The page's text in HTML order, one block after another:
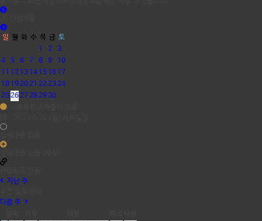
일 월 화 수 목 금 토
1
2
3
4
5 6 7 8 9
10
11 12 13 14 15 16 17
18 192021 222324
252627 282930
지난 주
다음 주